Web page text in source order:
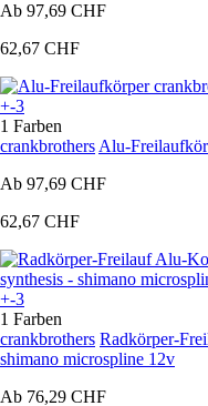
Ab 97,69 CHF
62,67 CHF
+-3
1 Farben
crankbrothers Alu-
Ab 97,69 CHF
62,67 CHF
+-3
1 Farben
crankbrothers Radkörper-
shimano microspline 12v
Ab 76,29 CHF